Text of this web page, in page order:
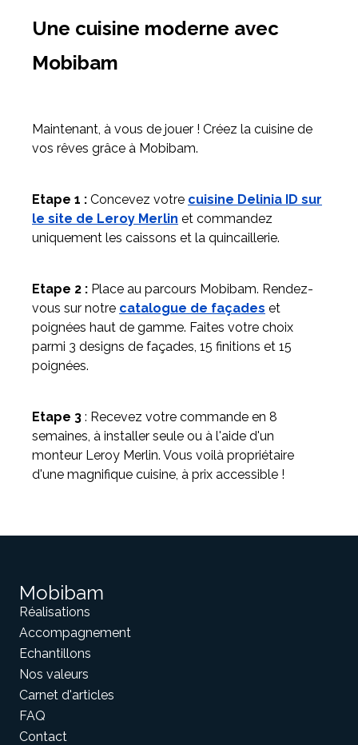
Une cuisine moderne avec
Mobibam
Maintenant, à vous de jouer ! Créez la cuisine de
vos rêves grâce à Mobibam.
Etape 1 : Concevez votre cuisine Delinia ID sur
le site de Leroy Merlin et commandez
uniquement les caissons et la quincaillerie.
Etape 2 : Place au parcours Mobibam. Rendez-
vous sur notre catalogue de façades et
poignées haut de gamme. Faites votre choix
parmi 3 designs de façades, 15 finitions et 15
poignées.
Etape 3 : Recevez votre commande en 8
semaines, à installer seule ou à l'aide d'un
monteur Leroy Merlin. Vous voilà propriétaire
d'une magnifique cuisine, à prix accessible !
Mobibam
Réalisations
Accompagnement
Echantillons
Nos valeurs
Carnet d'articles
FAQ
Contact